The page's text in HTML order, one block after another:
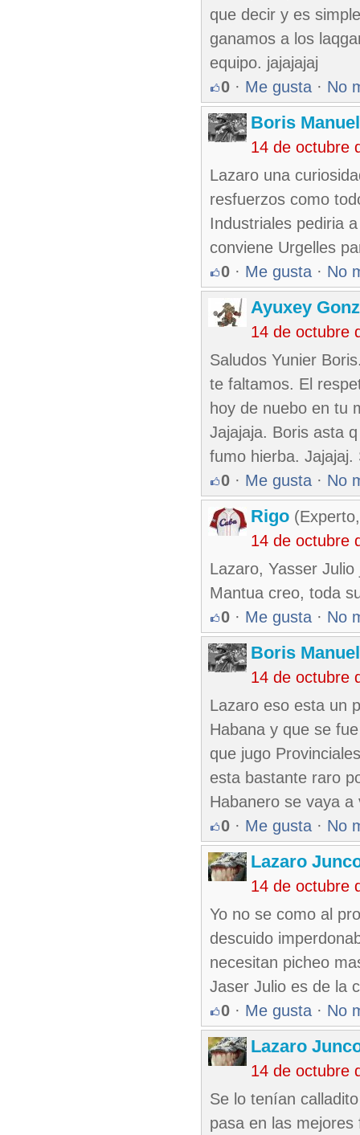
que decir y es
ganamos a los
equipo. jajajajaj
0 · Me gusta · No
Boris
14 de octubre
Lazaro una
resfuerzos como
Industriales pediria
conviene Urgelles
0 · Me gusta · No
Ayuxey
14 de octubre
Saludos Yunier
te faltamos. El
hoy de nuebo en tu
Jajajaja. Boris asta
fumo hierba. Jajajaj.
0 · Me gusta · No
Rigo
14 de octubre
Lazaro, Yasser
Mantua creo, toda
0 · Me gusta · No
Boris
14 de octubre
Lazaro eso esta un
Habana y que se
que jugo
esta bastante raro
Habanero se vaya
0 · Me gusta · No
Lazaro
14 de octubre
Yo no se como al
descuido
necesitan picheo
Jaser Julio es de la
0 · Me gusta · No
Lazaro
14 de octubre
Se lo tenían
pasa en las